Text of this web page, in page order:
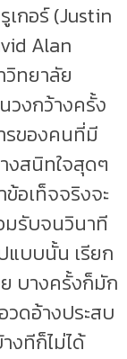
กอร์ (Justin
Alan
ทยาลัย
วงกว้างครั้ง
รของคนที่มี
งสนิทใจสุดๆ
อเท็จจริงจะ
มรับจนวินาที
แบบนั้น เรียก
บางครั้งก็มัก
วดอ้างประสบ
ทีก็ไม่ได้